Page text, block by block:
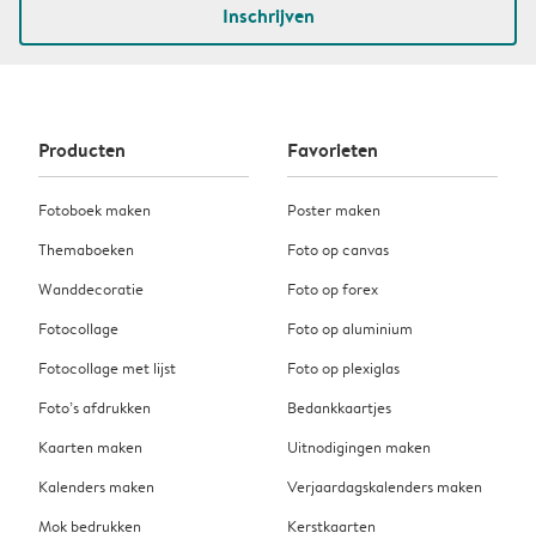
Inschrijven
Producten
Fotoboek maken
Themaboeken
Wanddecoratie
Fotocollage
Fotocollage met lijst
Foto’s afdrukken
Kaarten maken
Kalenders maken
Mok bedrukken
Favorieten
Poster maken
Foto op canvas
Foto op forex
Foto op aluminium
Foto op plexiglas
Bedankkaartjes
Uitnodigingen maken
Verjaardagskalenders maken
Kerstkaarten